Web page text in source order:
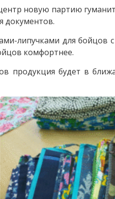
новую партию
документов.
липучками для бойцов
комфортнее.
продукция будет в